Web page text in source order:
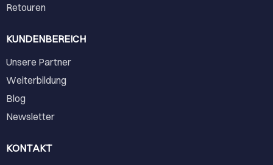
Retouren
KUNDENBEREICH
Unsere Partner
Weiterbildung
Blog
Newsletter
KONTAKT